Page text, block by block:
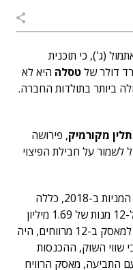
(ג'), כי תוכנית
טסלה היא לא
ביותר בתולדות החברה.
מקורמיק, פירושה
על חבילת הפיצוי
תוכנית התגמול, שאושרה על ידי בעלי המניות ב-2018, כללה
20.3 מיליון אופציות למניות מחולקות ל-12 מנות של 1.69 מיליון
מניות. על פי ההסכם, האופציות ניתנו למאסק ב-12 מרווחים, היה
שווי השוק, ההכנסות
התביעה, מאסק הרוויח